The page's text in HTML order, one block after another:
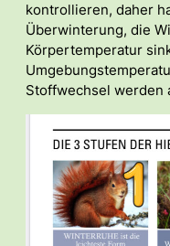
kontrollieren, daher
Überwinterung, die
Körpertemperatur
Stoffwechsel werden